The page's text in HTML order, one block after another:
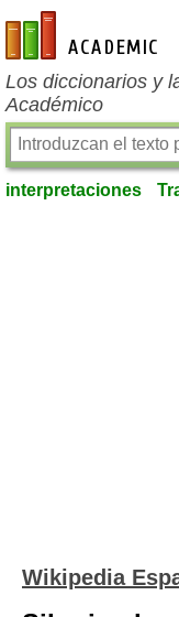
es-academic.com
Los diccionarios y
Académico
interpretaciones
Wikipedia